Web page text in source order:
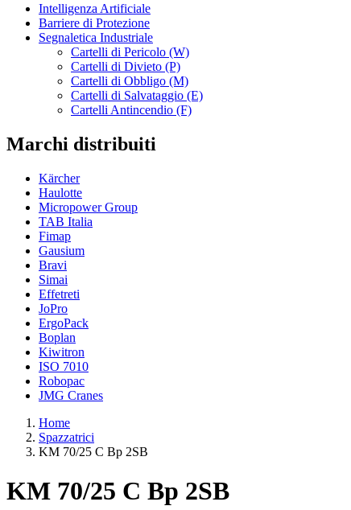
Intelligenza Artificiale
Barriere di Protezione
Segnaletica Industriale
Cartelli di Pericolo (W)
Cartelli di Divieto (P)
Cartelli di Obbligo (M)
Cartelli di Salvataggio (E)
Cartelli Antincendio (F)
Marchi distribuiti
Kärcher
Haulotte
Micropower Group
TAB Italia
Fimap
Gausium
Bravi
Simai
Effetreti
JoPro
ErgoPack
Boplan
Kiwitron
ISO 7010
Robopac
JMG Cranes
Home
Spazzatrici
KM 70/25 C Bp 2SB
KM 70/25 C Bp 2SB